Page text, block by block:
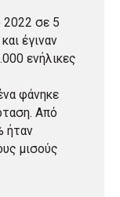
2022 σε 5
έγιναν
ενήλικες
φάνηκε
Από
ήταν
μισούς